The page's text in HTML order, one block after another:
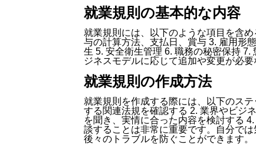
就業規則の基本的な内容
就業規則には、以下のような項目を含
与の計算方法、支払日、賞与 3. 雇用形
生 5. 安全衛生管理 6. 職務の秘密保持
ジネスモデルに応じて追加や変更が必要
就業規則の作成方法
就業規則を作成する際には、以下のス
する関連法規を確認する 2. 業界やビジ
を聞き、実情に合った内容を検討する
談することは非常に重要です。自分で
後々のトラブルを防ぐことができます。